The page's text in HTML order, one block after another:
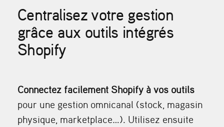
Centralisez votre gestion
grâce aux outils intégrés
Shopify
Connectez facilement Shopify à vos outils
pour une gestion omnicanal (stock, magasin
physique, marketplace…). Utilisez ensuite